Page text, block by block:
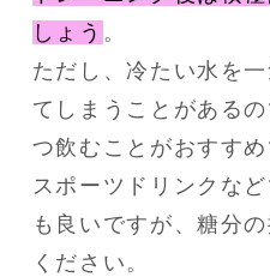
しょう 。
ただし、冷たい水を
てしまうことがある
つ飲むことがおすすめ
スポーツドリンクな
も良いですが、糖分
ください。